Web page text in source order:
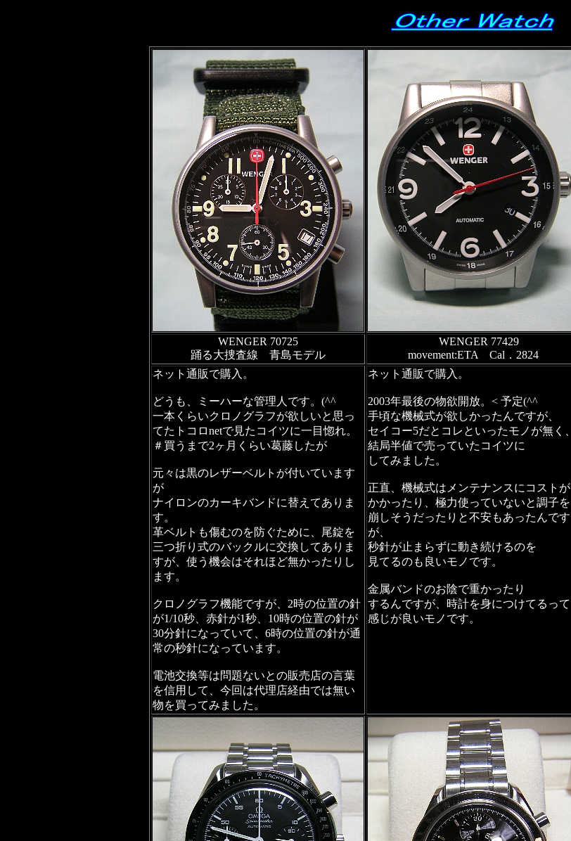
WENGER 70725
踊る大捜査線 青島モデル
WENGER 77429
movement:ETA Cal．2824
ネット通販で購入。
どうも、ミーハーな管理人です。(^^ゞ
一本くらいクロノグラフが欲しいと思っ
てたトコロnetで見たコイツに一目惚れ。
＃買うまで2ヶ月くらい葛藤したが
元々は黒のレザーベルトが付いています
が
ナイロンのカーキバンドに替えてありま
す。
革ベルトも傷むのを防ぐために、尾錠を
三つ折り式のバックルに交換してありま
すが、使う機会はそれほど無かったりし
ます。
クロノグラフ機能ですが、2時の位置の針
が1/10秒、赤針が1秒、10時の位置の針が
30分針になっていて、6時の位置の針が通
常の秒針になっています。
電池交換等は問題ないとの販売店の言葉
を信用して、今回は代理店経由では無い
物を買ってみました。
ネット通販で購入。
2003年最後の物欲開放。< 予定(^^ゞ
手頃な機械式が欲しかったんですが、
セイコー5だとコレといったモノが無く、
結局半値で売っていたコイツに
してみました。
正直、機械式はメンテナンスにコストが
かかったり、極力使っていないと調子を
崩しそうだったりと不安もあったんです
が、
秒針が止まらずに動き続けるのを
見てるのも良いモノです。
金属バンドのお陰で重かったり
するんですが、時計を身につけてるって
感じが良いモノです。